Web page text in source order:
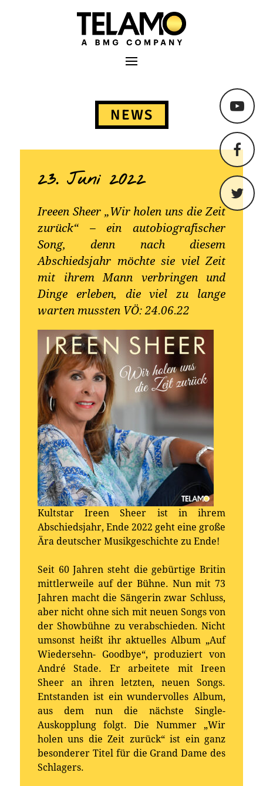
TELAMO
Primäres Menü
NEWS
23. Juni 2022
Ireeen Sheer „Wir holen uns die Zeit
zurück“ – ein autobiografischer
Song, denn nach diesem
Abschiedsjahr möchte sie viel Zeit
mit ihrem Mann verbringen und
Dinge erleben, die viel zu lange
warten mussten VÖ: 24.06.22
Kultstar Ireen Sheer ist in ihrem
Abschiedsjahr, Ende 2022 geht eine große
Ära deutscher Musikgeschichte zu Ende!
Seit 60 Jahren steht die gebürtige Britin
mittlerweile auf der Bühne. Nun mit 73
Jahren macht die Sängerin zwar Schluss,
aber nicht ohne sich mit neuen Songs von
der Showbühne zu verabschieden. Nicht
umsonst heißt ihr aktuelles Album „Auf
Wiedersehn- Goodbye“, produziert von
André Stade. Er arbeitete mit Ireen
Sheer an ihren letzten, neuen Songs.
Entstanden ist ein wundervolles Album,
aus dem nun die nächste Single-
Auskopplung folgt. Die Nummer „Wir
holen uns die Zeit zurück“ ist ein ganz
besonderer Titel für die Grand Dame des
Schlagers.